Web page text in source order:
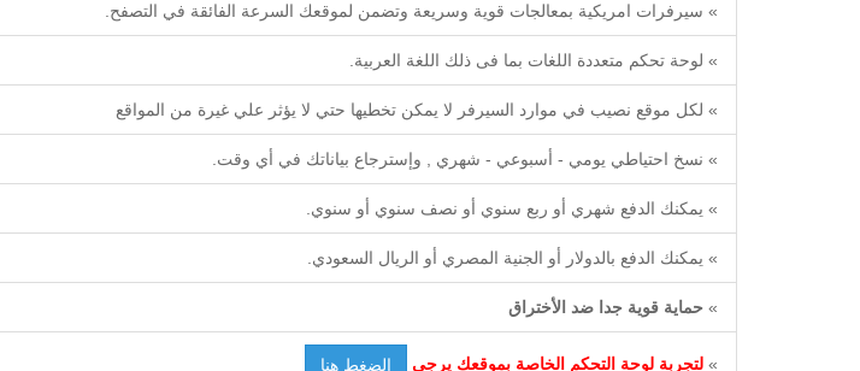
» سيرفرات امريكية بمعالجات قوية وسريعة وتضمن لموقعك السرعة الفائقة في التصفح.
» لوحة تحكم متعددة اللغات بما فى ذلك اللغة العربية.
» لكل موقع نصيب في موارد السيرفر لا يمكن تخطيها حتي لا يؤثر علي غيرة من المواقع
» نسخ احتياطي يومي - أسبوعي - شهري , وإسترجاع بياناتك في أي وقت.
» يمكنك الدفع شهري أو ربع سنوي أو نصف سنوي أو سنوي.
» يمكنك الدفع بالدولار أو الجنية المصري أو الريال السعودي.
» حماية قوية جدا ضد الأختراق
» لتجربة لوحة التحكم الخاصة بموقعك يرجي الضغط هنا